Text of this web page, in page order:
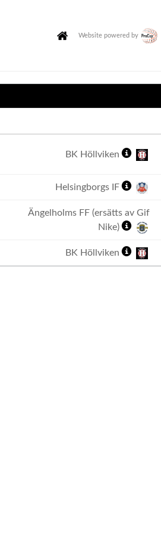
Website powered by
BK Höllviken
Helsingborgs IF
Ängelholms FF (ersätts av Gif
Nike)
BK Höllviken